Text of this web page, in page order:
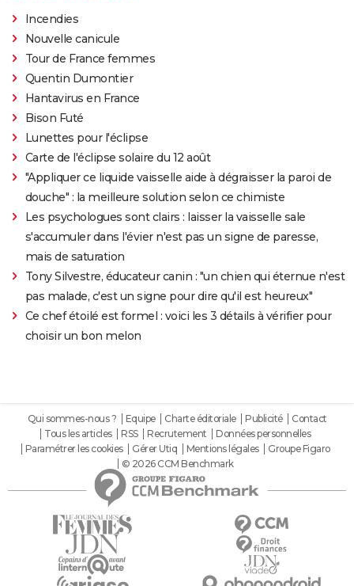
Incendies
Nouvelle canicule
Tour de France femmes
Quentin Dumontier
Hantavirus en France
Bison Futé
Lunettes pour l'éclipse
Carte de l'éclipse solaire du 12 août
"Appliquer ce liquide vaisselle aide à dégraisser la paroi de
douche" : la meilleure solution selon ce chimiste
Les psychologues sont clairs : laisser la vaisselle sale
s'accumuler dans l'évier n'est pas un signe de paresse,
mais de saturation
Tony Silvestre, éducateur canin : "un chien qui éternue n'est
pas malade, c'est un signe pour dire qu'il est heureux"
Ce chef étoilé est formel : voici les 3 détails à vérifier pour
choisir un bon melon
Qui sommes-nous ? Equipe Charte éditoriale Publicité
Contact
Tous les articles
RSS Recrutement
Données personnelles
Paramétrer les cookies
Gérer Utiq Mentions légales
Groupe Figaro
© 2026 CCM Benchmark